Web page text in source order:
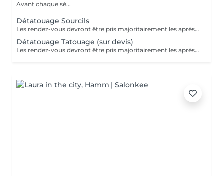
Avant chaque sé...
Détatouage Sourcils
Les rendez-vous devront être pris majoritairement les après-midis. Les rendez-vous se feront donc par appel téléphonique ou sms Merci
Détatouage Tatouage (sur devis)
Les rendez-vous devront être pris majoritairement les après-midis. Les rendez-vous se feront donc par appel téléphonique ou sms Merci